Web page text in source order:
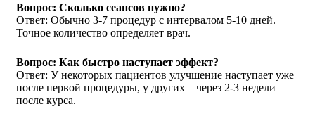
Вопрос: Сколько сеансов нужно?
Ответ: Обычно 3-7 процедур с интервалом 5-10 дней.
Точное количество определяет врач.
Вопрос: Как быстро наступает эффект?
Ответ: У некоторых пациентов улучшение наступает уже
после первой процедуры, у других – через 2-3 недели
после курса.